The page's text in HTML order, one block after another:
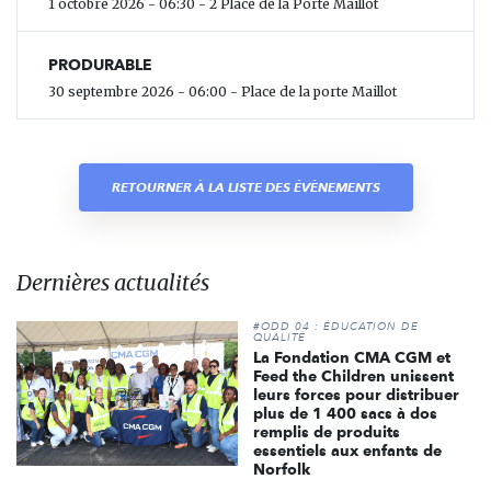
1 octobre 2026 - 06:30 - 2 Place de la Porte Maillot
PRODURABLE
30 septembre 2026 - 06:00 - Place de la porte Maillot
RETOURNER À LA LISTE DES ÉVÈNEMENTS
Dernières actualités
#ODD 04 : ÉDUCATION DE
QUALITÉ
La Fondation CMA CGM et
Feed the Children unissent
leurs forces pour distribuer
plus de 1 400 sacs à dos
remplis de produits
essentiels aux enfants de
Norfolk